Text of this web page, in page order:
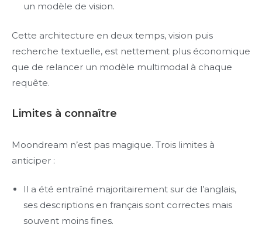
un modèle de vision.
Cette architecture en deux temps, vision puis
recherche textuelle, est nettement plus économique
que de relancer un modèle multimodal à chaque
requête.
Limites à connaître
Moondream n’est pas magique. Trois limites à
anticiper :
Il a été entraîné majoritairement sur de l’anglais,
ses descriptions en français sont correctes mais
souvent moins fines.